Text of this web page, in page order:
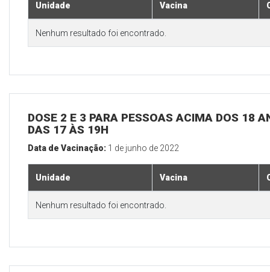
Unidade Vacina
Nenhum resultado foi encontrado.
DOSE 2 E 3 PARA PESSOAS ACIMA DOS 18
DAS 17 ÀS 19H
Data de Vacinação: 1 de junho de 2022
Unidade Vacina
Nenhum resultado foi encontrado.